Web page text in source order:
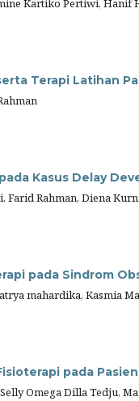
Kartiko Pertiwi, Hanif
Terapi Latihan
Kasus Delay
Farid Rahman, Diena
pada Sindrom
mahardika, Kasmia
pada Pasien
Omega Dilla Tedju,